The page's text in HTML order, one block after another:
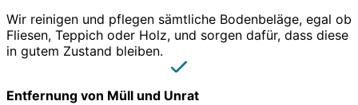
Wir reinigen und pflegen sämtliche Bodenbeläge, egal ob
Fliesen, Teppich oder Holz, und sorgen dafür, dass diese
in gutem Zustand bleiben.
Entfernung von Müll und Unrat